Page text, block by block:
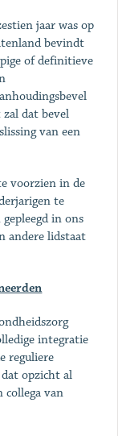
jaar was op
bevindt
of definitieve
dat bevel
van een
voorzien in de
te
in ons
andere lidstaat
integratie
reguliere
opzicht al
collega van